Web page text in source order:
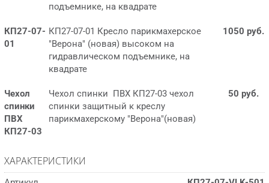
подъемнике, на квадрате
КП27-07-
01
КП27-07-01 Кресло парикмахерское
"Верона" (новая) высоком на
гидравлическом подъемнике, на
квадрате
1050 руб.
Чехол
спинки
ПВХ
КП27-03
Чехол спинки ПВХ КП27-03 чехол
спинки защитный к креслу
парикмахерскому "Верона"(новая)
50 руб.
ХАРАКТЕРИСТИКИ